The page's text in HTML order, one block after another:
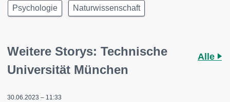
Psychologie Naturwissenschaft
Weitere Storys: Technische
Universität München
Alle
30.06.2023 – 11:33